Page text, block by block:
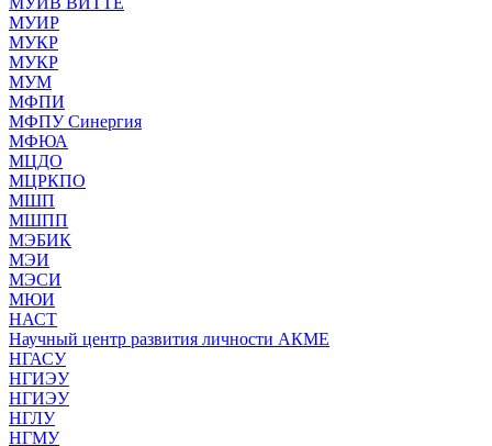
МУИР
МУКР
МУКР
МУМ
МФПИ
МФПУ Синергия
МФЮА
МЦДО
МЦРКПО
МШП
МШПП
МЭБИК
МЭИ
МЭСИ
МЮИ
НАСТ
Научный центр развития личности АКМЕ
НГАСУ
НГИЭУ
НГИЭУ
НГЛУ
НГМУ